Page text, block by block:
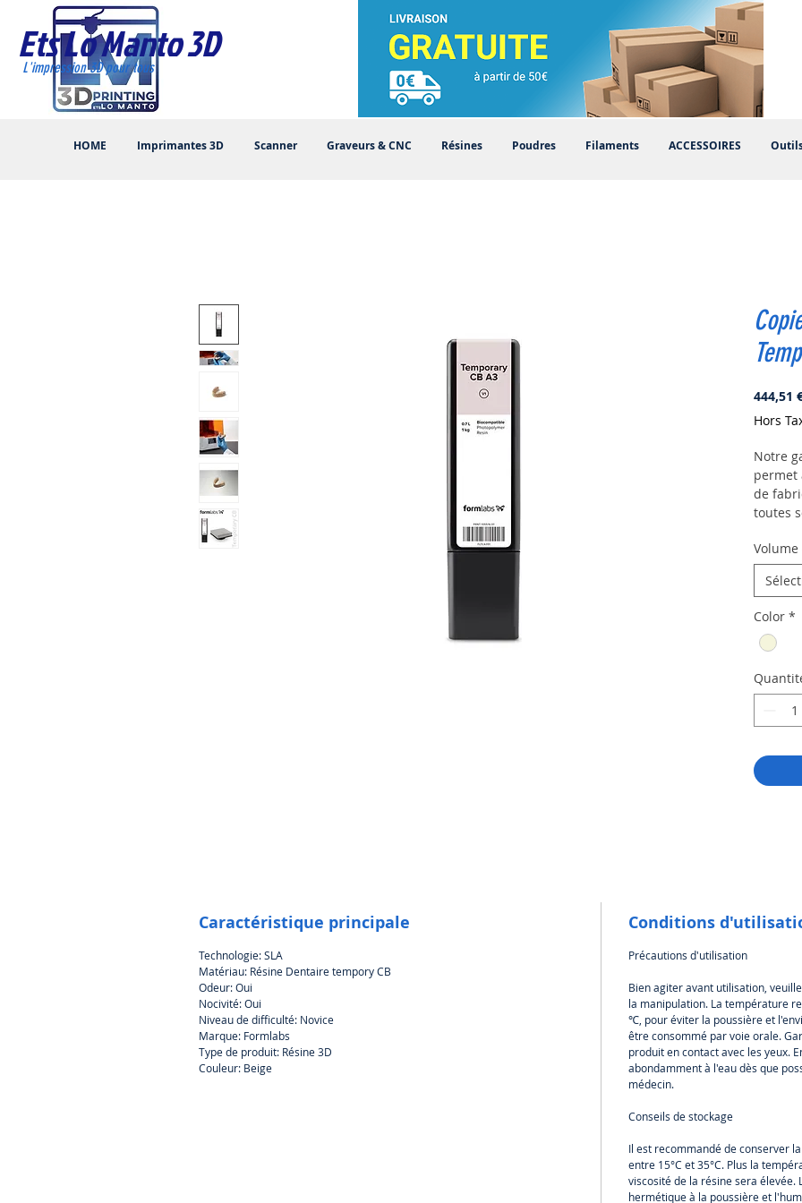
Ets Lo Manto 3D
HOME Imprimantes 3D Scanner Graveurs & CNC Résines Poudres Filaments ACCESSOIRES
L'impression 3D pour tous
444,51
Hors
Notre
permet
de
toutes
aux
de
d’une
dents
Il est
bouche
Une
Nous
le pack
Volume
Color *
Caractéristique principale
Technologie: SLA
Matériau: Résine Dentaire tempory CB
Odeur: Oui
Nocivité: Oui
Niveau de difficulté: Novice
Marque: Formlabs
Type de produit: Résine 3D
Couleur: Beige
Conditions
Précautions d'utilisation
Bien agiter avant utilisation,
la manipulation. La température
℃, pour éviter la poussière et
être consommé par voie orale.
produit en contact avec les yeux.
abondamment à l'eau dès que
médecin.
Conseils de stockage
Il est recommandé de conserver
entre 15°C et 35°C. Plus la
viscosité de la résine sera
hermétique à la poussière et